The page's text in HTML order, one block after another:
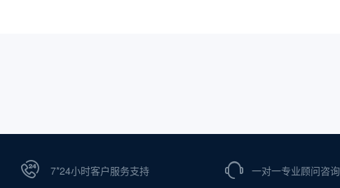
7*24小时客户服务支持 一对一专业顾问咨询